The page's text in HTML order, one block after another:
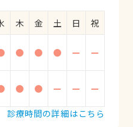
木 金 土 日
祝
● ● ● ー ー
● ● ー ー
ー
診療時間の詳細はこちら